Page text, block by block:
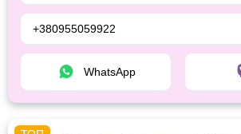
+380955059922
WhatsApp